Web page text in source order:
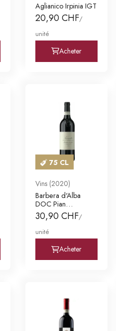
Aglianico Irpinia IGT
20,90 CHF/
unité
Acheter
75 CL
Vins (2020)
Barbera d'Alba
DOC Pian
Romualdo
30,90 CHF/
unité
Acheter